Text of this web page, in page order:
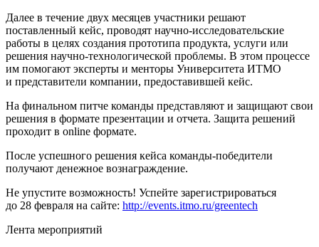
Далее в течение двух месяцев участники решают
поставленный кейс, проводят научно-исследовательские
работы в целях создания прототипа продукта, услуги или
решения научно-технологической проблемы. В этом процессе
им помогают эксперты и менторы Университета ИТМО
и представители компании, предоставившей кейс.
На финальном питче команды представляют и защищают свои
решения в формате презентации и отчета. Защита решений
проходит в online формате.
После успешного решения кейса команды-победители
получают денежное вознаграждение.
Не упустите возможность! Успейте зарегистрироваться
до 28 февраля на сайте: http://events.itmo.ru/greentech
Лента мероприятий